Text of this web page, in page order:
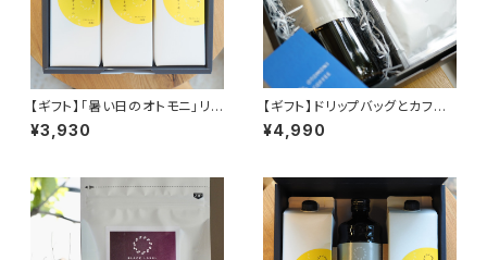
【ギフト】「暑い日のオトモニ」リキ
ッド無糖1,000ml×3本
¥3,930
【ギフト】ドリップバッグとカフェ
オレベース（いつも×５個、３時×
５個、ミルクの×１本）
¥4,990